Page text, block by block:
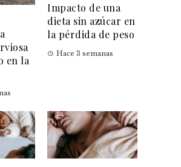
en la
Impacto de una
dieta sin azúcar en
la pérdida de peso
Hace 3 semanas